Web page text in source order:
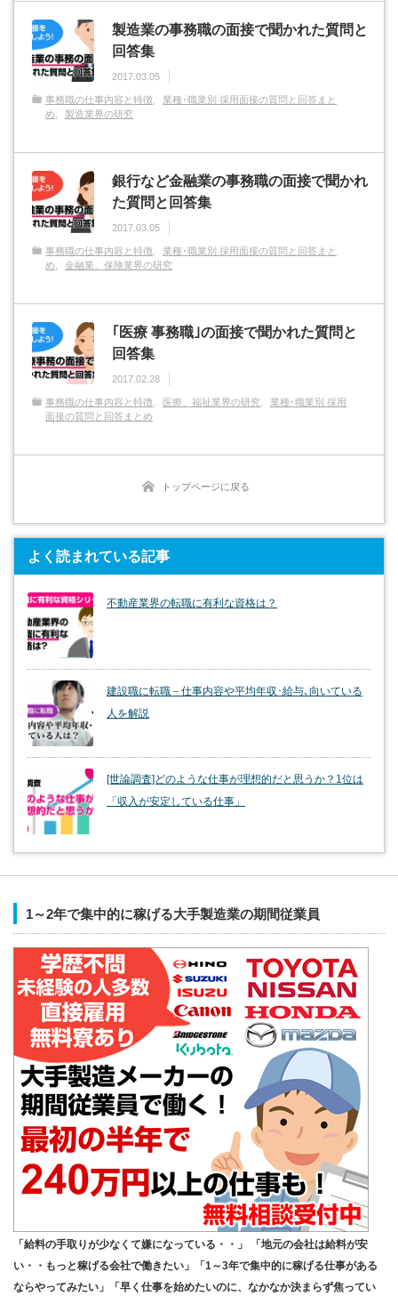
製造業の事務職の面接で聞かれた質問と
回答集
2017.03.05
事務職の仕事内容と特徴
業種･職業別 採用面接の質問と回答まと
め
製造業界の研究
銀行など金融業の事務職の面接で聞かれ
た質問と回答集
2017.03.05
事務職の仕事内容と特徴
業種･職業別 採用面接の質問と回答まと
め
金融業、保険業界の研究
｢医療 事務職｣の面接で聞かれた質問と
回答集
2017.02.28
事務職の仕事内容と特徴 医療、福祉業界の研究
業種･職業別 採用
面接の質問と回答まとめ
トップページに戻る
よく読まれている記事
不動産業界の転職に有利な資格は？
建設職に転職－仕事内容や平均年収･給与､向いている
人を解説
[世論調査]どのような仕事が理想的だと思うか？1位は
「収入が安定している仕事」
1～2年で集中的に稼げる大手製造業の期間従業員
「給料の手取りが少なくて嫌になっている・・」 「地元の会社は給料が安
い・・もっと稼げる会社で働きたい」「1～3年で集中的に稼げる仕事がある
ならやってみたい」「早く仕事を始めたいのに、なかなか決まらず焦ってい